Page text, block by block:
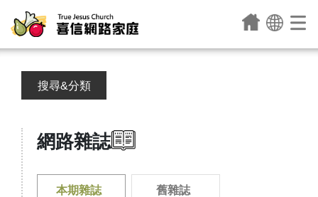
搜尋&分類
網路雜誌
本期雜誌 舊雜誌